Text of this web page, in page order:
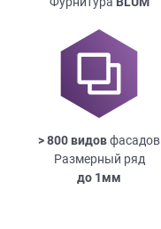
> 800 видовфасадов
Размерный ряд
до 1мм